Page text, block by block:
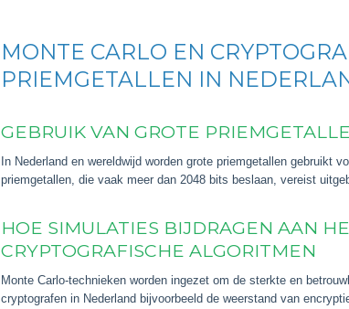
MONTE CARLO EN
PRIEMGETALLEN IN
GEBRUIK VAN GROTE
In Nederland en wereldwijd worden grote priemgetallen gebruikt
priemgetallen, die vaak meer dan 2048 bits beslaan, vereist
HOE SIMULATIES BIJDRAGEN AAN
CRYPTOGRAFISCHE ALGORITMEN
Monte Carlo-technieken worden ingezet om de sterkte en
cryptografen in Nederland bijvoorbeeld de weerstand van